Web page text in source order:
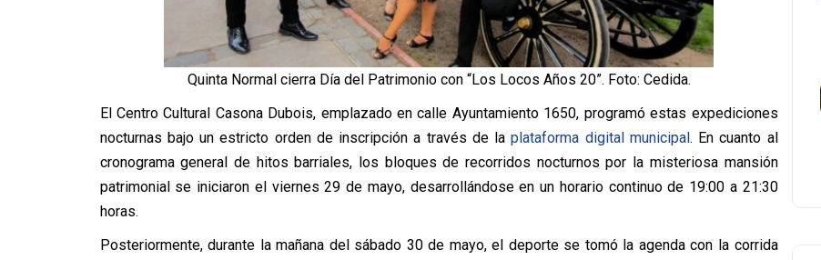
Quinta Normal cierra Día del Patrimonio con “Los Locos Años 20”. Foto: Cedida.
El Centro Cultural Casona Dubois, emplazado en calle Ayuntamiento 1650, programó estas expediciones
nocturnas bajo un estricto orden de inscripción a través de laplataforma digital municipal . En cuanto al
cronograma general de hitos barriales, los bloques de recorridos nocturnos por la misteriosa mansión
patrimonial se iniciaron el viernes 29 de mayo, desarrollándose en un horario continuo de 19:00 a 21:30
horas.
Posteriormente, durante la mañana del sábado 30 de mayo, el deporte se tomó la agenda con la corrida